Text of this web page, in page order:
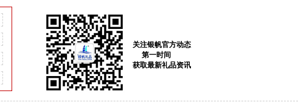
关注银帆官方动态
第一时间
获取最新礼品资讯